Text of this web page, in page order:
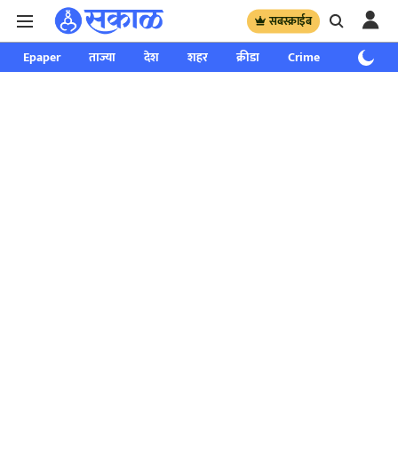
सबस्क्राईब
Epaper ताज्या देश शहर क्रीडा Crime साप्ताहिक